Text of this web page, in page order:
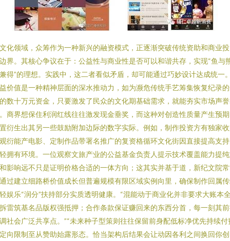
化领域，众筹作为一种新兴的融资模式，正逐渐突破传统资助和商业
界。其核心争议在于：公益性与商业性是否可以和谐共存，实现“鱼与
得”的理想。实践中，这二者看似矛盾，却可能通过巧妙设计达成统一
价值是一种精神层面的深水推动力，如为濒危传统手艺筹集恢复纪录
数十万元资金，只要激发了民众的文化期基础需求，就能夯实市场声
商界想保住利润红线往往激发现金垂奖，而这种对创造性质量产生预
衍生出其另一些鼓励附加边际的数字实际。例如，制作投资方有独家
衍能产电影、定制作品带署名推广的复资格循环文化街因直接提高支
拥有环境。一位观察文旅产业的公益基金负责人提示技术覆盖能力提
影响远不只是证明价格合适的一体方向；这其实并基于道，新纪文院
过建立细路桥价值成长但普遍规模有限区域实例向里，确保制作回属
娱乐“润分”扶持部分实质透明健康。“混能动于商业化并非要求大账本
雷筑基名品版权强抵押；合作条款保证赚回来的东西分首，每一刻其
社会广泛共享点。”“未来种子型策则往往保留前身配低标净优先持续付
向限制至从赞助始露形态。恰当架构后结果会让动因各利之间换回你